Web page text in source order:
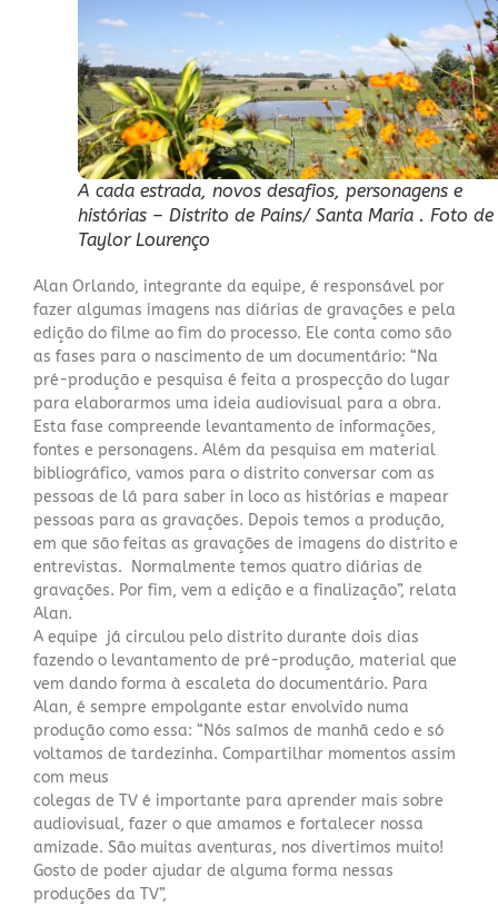
A cada estrada, novos desafios, personagens e
histórias – Distrito de Pains/ Santa Maria . Foto de
Taylor Lourenço
Alan Orlando, integrante da equipe, é responsável por
fazer algumas imagens nas diárias de gravações e pela
edição do filme ao fim do processo. Ele conta como são
as fases para o nascimento de um documentário: “Na
pré-produção e pesquisa é feita a prospecção do lugar
para elaborarmos uma ideia audiovisual para a obra.
Esta fase compreende levantamento de informações,
fontes e personagens. Além da pesquisa em material
bibliográfico, vamos para o distrito conversar com as
pessoas de lá para saber in loco as histórias e mapear
pessoas para as gravações. Depois temos a produção,
em que são feitas as gravações de imagens do distrito e
entrevistas. Normalmente temos quatro diárias de
gravações. Por fim, vem a edição e a finalização”, relata
Alan.
A equipe já circulou pelo distrito durante dois dias
fazendo o levantamento de pré-produção, material que
vem dando forma à escaleta do documentário. Para
Alan, é sempre empolgante estar envolvido numa
produção como essa: “Nós saímos de manhã cedo e só
voltamos de tardezinha. Compartilhar momentos assim
com meus
colegas de TV é importante para aprender mais sobre
audiovisual, fazer o que amamos e fortalecer nossa
amizade. São muitas aventuras, nos divertimos muito!
Gosto de poder ajudar de alguma forma nessas
produções da TV”,